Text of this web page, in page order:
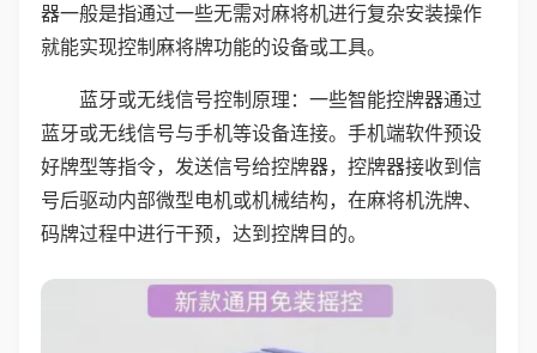
器一般是指通过一些无需对麻将机进行复杂安装操作
就能实现控制麻将牌功能的设备或工具。
蓝牙或无线信号控制原理：一些智能控牌器通过
蓝牙或无线信号与手机等设备连接。手机端软件预设
好牌型等指令，发送信号给控牌器，控牌器接收到信
号后驱动内部微型电机或机械结构，在麻将机洗牌、
码牌过程中进行干预，达到控牌目的。